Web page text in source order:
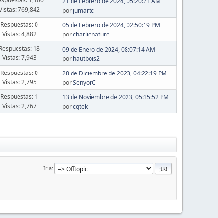
769,842
por jumartc
Respuestas: 0
Vistas: 4,882
05 de Febrero de 2024, 02:50:19 PM
porcharlienature
Respuestas: 18
Vistas: 7,943
09 de Enero de 2024, 08:07:14 AM
por hautbois2
Respuestas: 0
Vistas: 2,795
28 de Diciembre de 2023, 04:22:19 PM
porSenyorC
Respuestas: 1
Vistas: 2,767
13 de Noviembre de 2023, 05:15:52 PM
porcqtek
Ir a